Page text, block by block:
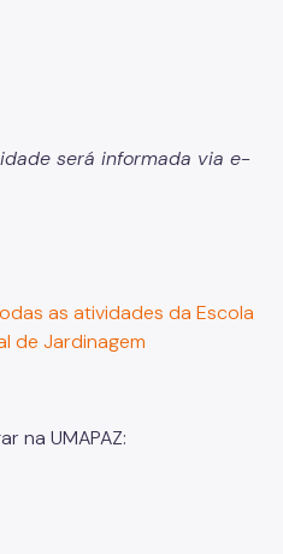
será informada via e-
as atividades da Escola
de Jardinagem
na UMAPAZ: